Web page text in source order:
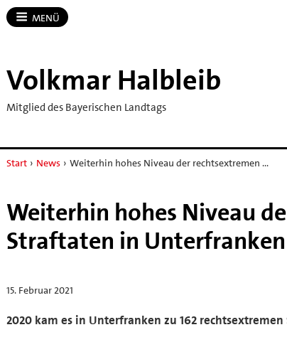
MENÜ
Volkmar Halbleib
Mitglied des Bayerischen Landtags
Start › News › Weiterhin hohes Niveau der rechtsextremen …
Weiterhin hohes Niveau
Straftaten in
15. Februar 2021
2020 kam es in Unterfranken zu 162